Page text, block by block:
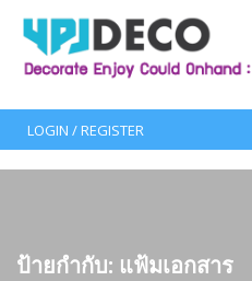
content
LOGIN / REGISTER
ป้ายกำกับ: แฟ้มเอกสาร